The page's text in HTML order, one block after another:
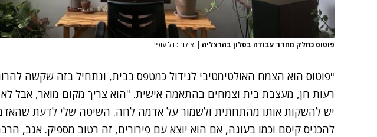
פוטוס כחלק מחדר עבודה בסלון בהרצליה | צילום: גל עופר
"פוטוס הוא הצמח האולטימטיבי לגידול כמטפס בבית, ונתחיל בזה שקשה
רעות חן, מעצבת בית וצמחים בהתאמה אישית. "הוא צריך מקום מואר, אבל
יש להשקות אותו מהתחתית ולשמור על אדמה לחה. השיטה שלי לדעת
להכניס קיסם וכמו בעוגה, אם הוא יוצא עם פירורים, זה רטוב מספיק. אגב,